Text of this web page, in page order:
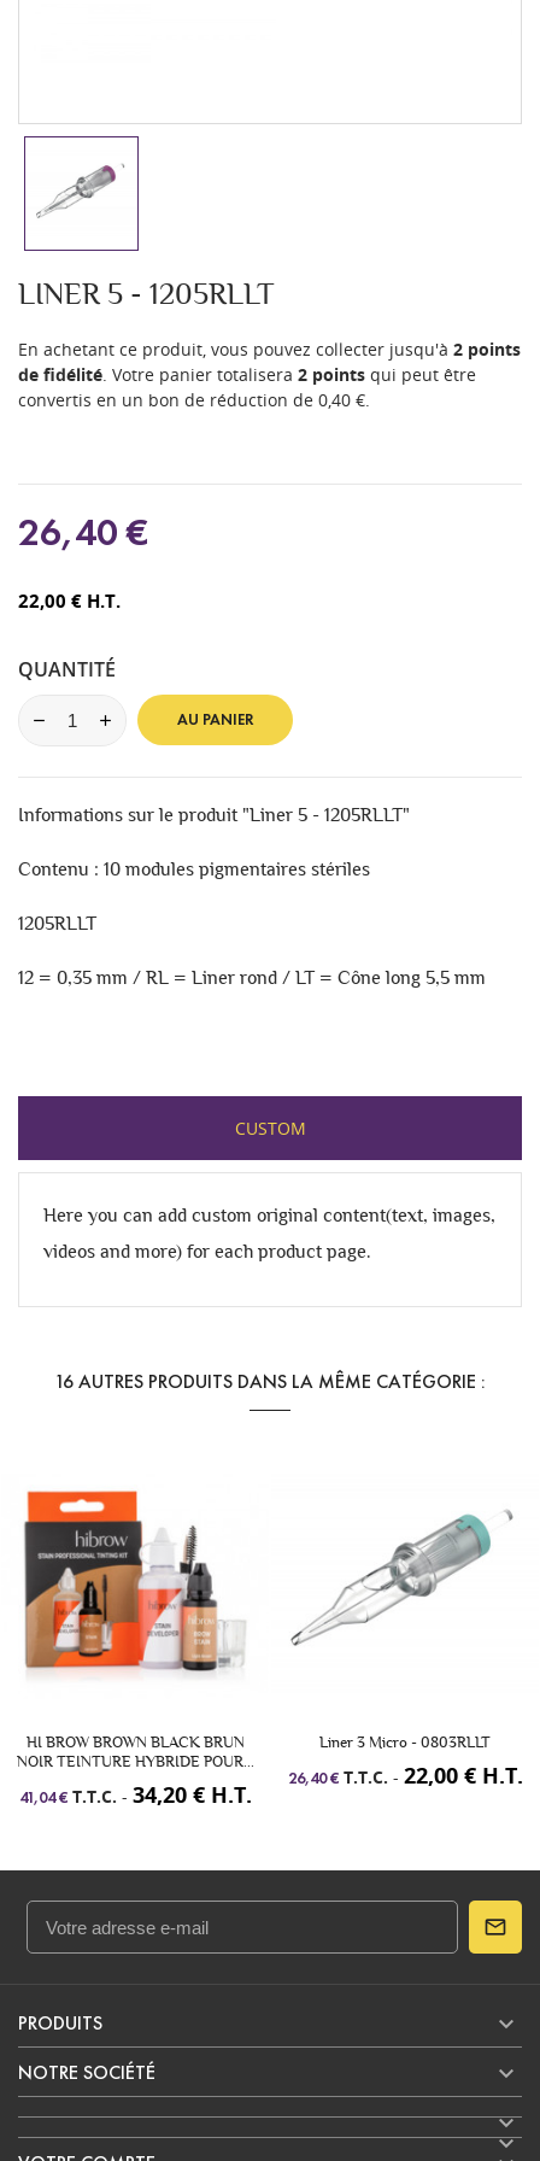
LINER 5 - 1205RLLT
En achetant ce produit, vous pouvez collecter jusqu'à 2 points
de fidélité . Votre panier totalisera 2 points qui peut être
convertis en un bon de réduction de 0,40 €
26,40 €
22,00 € H.T.
QUANTITÉ
AU PANIER
Informations sur le produit "Liner 5 - 1205RLLT"
Contenu : 10 modules pigmentaires stériles
1205RLLT
12 = 0,35 mm / RL = Liner rond / LT = Cône long 5,5 mm
CUSTOM
Here you can add custom original content(text, images,
videos and more) for each product page.
16 AUTRES PRODUITS DANS LA MÊME CATÉGORIE :
HI BROW BROWN BLACK BRUN
NOIR TEINTURE HYBRIDE POUR...
41,04 € T.T.C. - 34,20 € H.T.
Liner 3 Micro - 0803RLLT
26,40 € T.T.C. - 22,00 € H.T.
PRODUITS 
NOTRE SOCIÉTÉ


